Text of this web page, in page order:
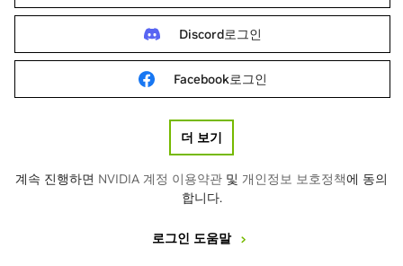
Discord로그인
Facebook로그인
더 보기
계속 진행하면 NVIDIA 계정 이용약관 및 개인정보 보호정책에 동의
합니다.
로그인 도움말